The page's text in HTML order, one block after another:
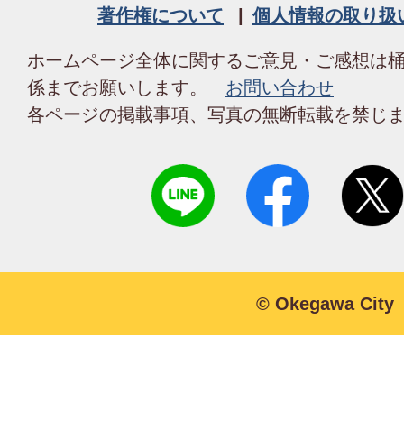
著作権について
個人情報の取り扱
ホームページ全体に関するご意見・ご感想は
係までお願いします。 お問い合わせ
各ページの掲載事項、写真の無断転載を禁じ
© Okegawa City